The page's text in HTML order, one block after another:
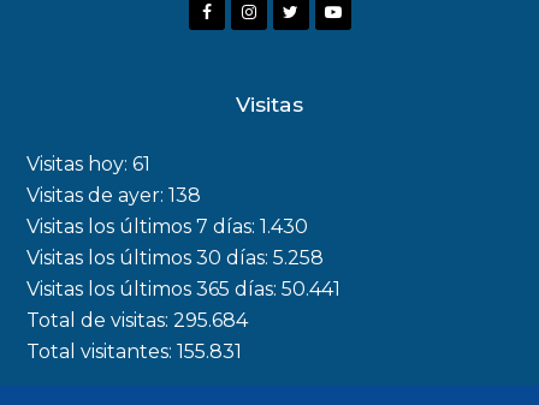
F
o
k
I
a
m
r
Y
Visitas
Visitas hoy:61
Visitas de ayer:138
Visitas los últimos 7 días:1.430
Visitas los últimos 30 días:5.258
Visitas los últimos 365 días:50.441
Total de visitas:295.684
Total visitantes:155.831